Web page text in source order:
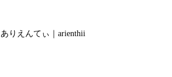
ありえんてぃ｜arienthii